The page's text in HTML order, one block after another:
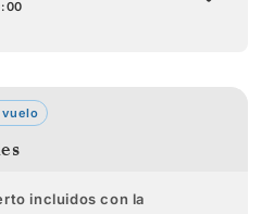
vuelo
incluidos con la